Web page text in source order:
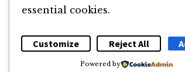
© 2011 -2026 TOATE DREPTURILE
essential cookies.
Customize Reject All
Powered by